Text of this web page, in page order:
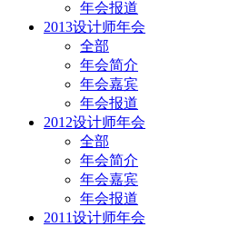
年会报道
2013设计师年会
全部
年会简介
年会嘉宾
年会报道
2012设计师年会
全部
年会简介
年会嘉宾
年会报道
2011设计师年会